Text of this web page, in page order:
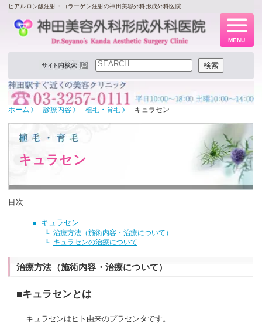
ヒアルロン酸注射・コラーゲン注射の神田美容外科形成外科医院
検索 検索
MENU
ホーム 診療内容 植毛・育毛 キュラセン
キュラセン
治療方法（施術内容・治療について）
キュラセンの治療について
キュラセン
治療方法（施術内容・治療について）
■キュラセンとは
キュラセンはヒト由来のプラセンタです。